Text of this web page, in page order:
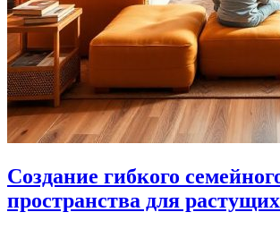
Создание гибкого
пространства для